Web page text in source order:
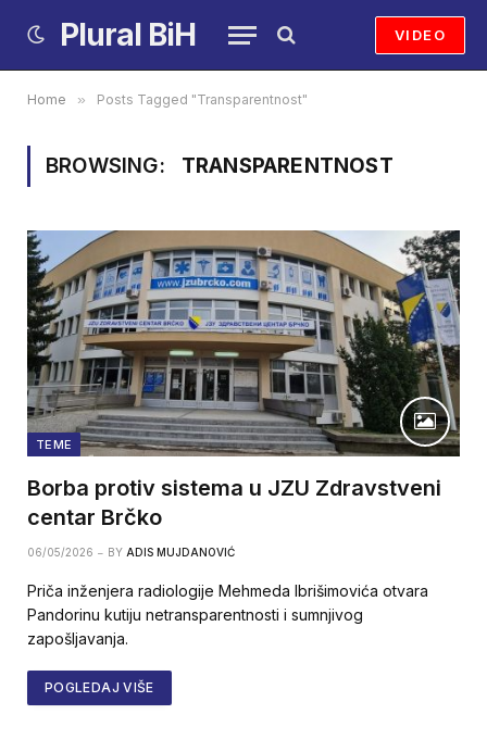
Plural BiH VIDEO
Home » Posts Tagged "Transparentnost"
BROWSING: TRANSPARENTNOST
TEME
Borba protiv sistema u JZU Zdravstveni
centar Brčko
06/05/2026 BY ADIS MUJDANOVIĆ
Priča inženjera radiologije Mehmeda Ibrišimovića otvara
Pandorinu kutiju netransparentnosti i sumnjivog
zapošljavanja.
POGLEDAJ VIŠE